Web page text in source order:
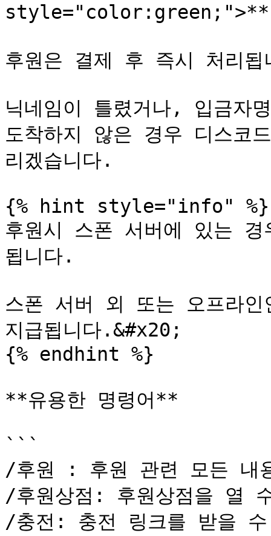
후원은 결제 후 즉시 처리
닉네임이 틀렸거나, 입금자
도착하지 않은 경우 디스코
리겠습니다.
{% hint style="info" %}
후원시 스폰 서버에 있는
됩니다.
스폰 서버 외 또는 오프라
지급됩니다.&#x20;
{% endhint %}
**유용한 명령어**
```
/후원 : 후원 관련 모든 내
/후원상점: 후원상점을 열
/충전: 충전 링크를 받을